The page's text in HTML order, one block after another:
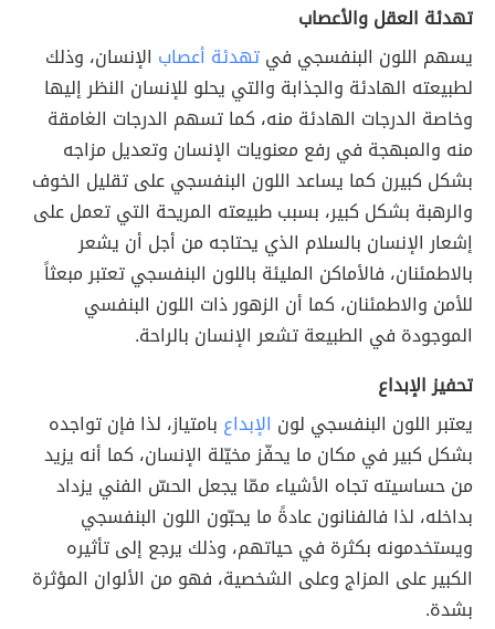
تهدئة العقل والأعصاب
يسهم اللون البنفسجي فيتهدئة أعصاب الإنسان، وذلك
لطبيعته الهادئة والجذابة والتي يحلو للإنسان النظر إليها
وخاصة الدرجات الهادئة منه، كما تسهم الدرجات الغامقة
منه والمبهجة في رفع معنويات الإنسان وتعديل مزاجه
بشكل كبيرن كما يساعد اللون البنفسجي على تقليل الخوف
والرهبة بشكل كبير، بسبب طبيعته المريحة التي تعمل على
إشعار الإنسان بالسلام الذي يحتاجه من أجل أن يشعر
بالاطمئنان، فالأماكن المليئة باللون البنفسجي تعتبر مبعثاً
للأمن والاطمئنان، كما أن الزهور ذات اللون البنفسي
الموجودة في الطبيعة تشعر الإنسان بالراحة.
تحفيز الإبداع
يعتبر اللون البنفسجي لون الإبداع بامتياز، لذا فإن تواجده
بشكل كبير في مكان ما يحفّز مخيّلة الإنسان، كما أنه يزيد
من حساسيته تجاه الأشياء ممّا يجعل الحسّ الفني يزداد
بداخله، لذا فالفنانون عادةً ما يحبّون اللون البنفسجي
ويستخدمونه بكثرة في حياتهم، وذلك يرجع إلى تأثيره
الكبير على المزاج وعلى الشخصية، فهو من الألوان المؤثرة
بشدة.